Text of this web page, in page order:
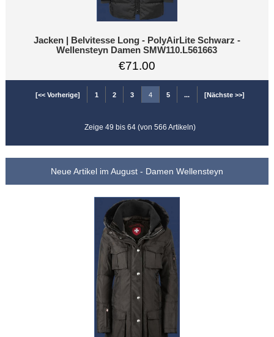
Jacken | Belvitesse Long - PolyAirLite Schwarz -
Wellensteyn Damen SMW110.L561663
€71.00
[<< Vorherige] 1 2 3 4 5 ... [Nächste >>]
Zeige 49 bis 64 (von 566 Artikeln)
Neue Artikel im August - Damen Wellensteyn